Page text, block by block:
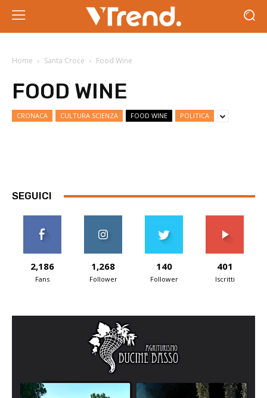
Home Santa Croce Food Wine
FOOD WINE
CRONACA CULTURA SCIENZA FOOD WINE POLITICA
SEGUICI
2,186
Fans
1,268
Follower
140
Follower
401
Iscritti